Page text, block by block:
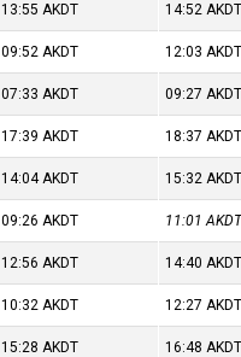
13:55AKDT 14:52AKDT
09:52AKDT 12:03AKDT
07:33AKDT 09:27AKDT
17:39AKDT 18:37AKDT
14:04AKDT 15:32AKDT
09:26AKDT 11:01
12:56AKDT 14:40AKDT
10:32AKDT 12:27AKDT
15:28AKDT 16:48AKDT